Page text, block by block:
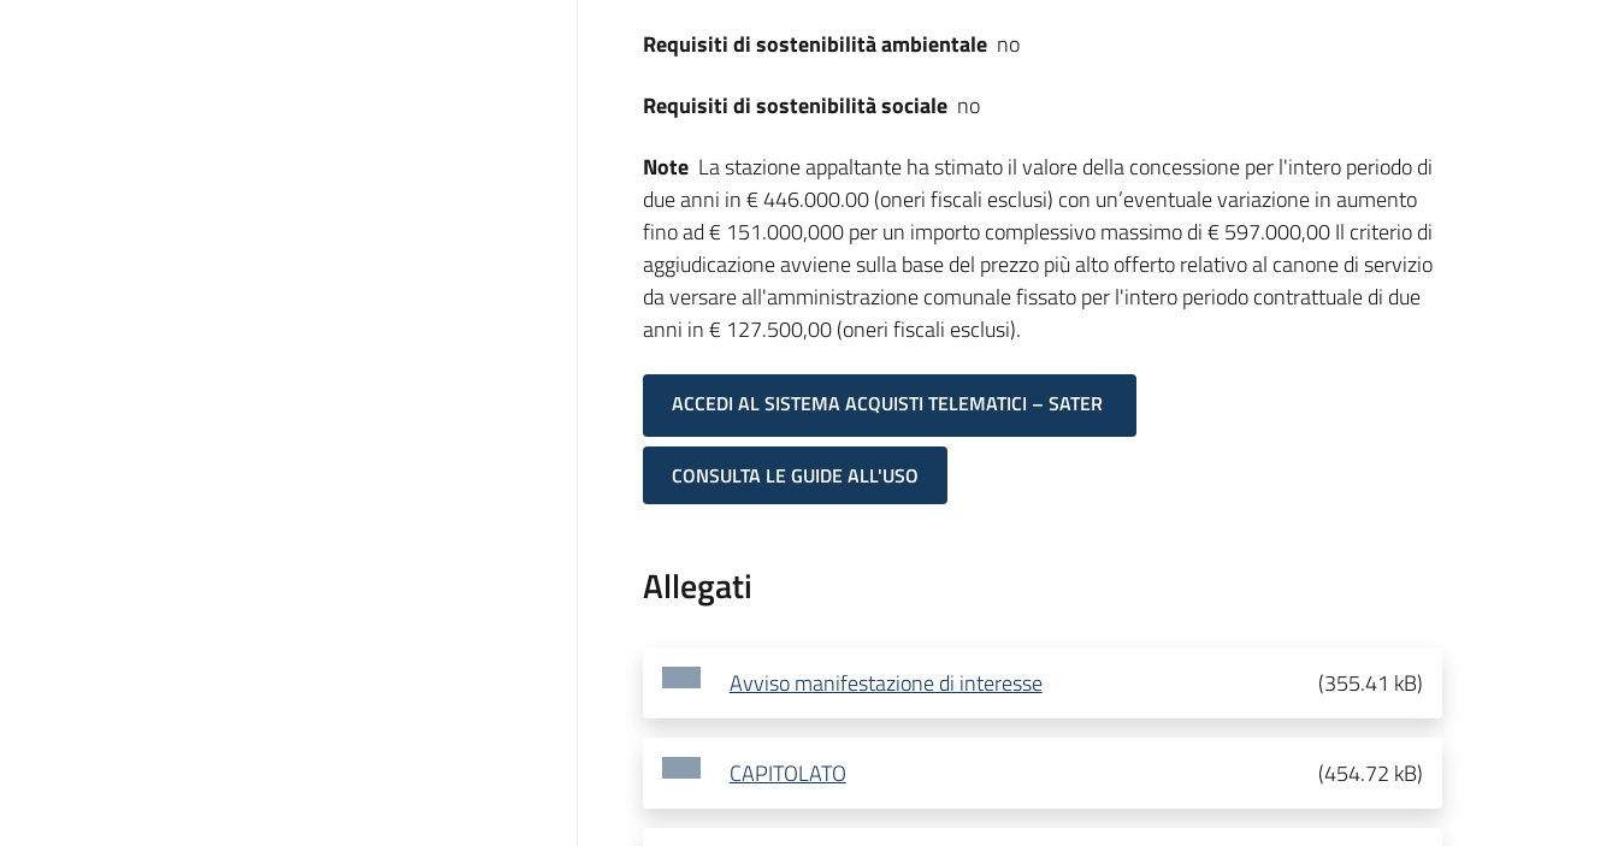
Requisiti di sostenibilità ambientale no
Requisiti di sostenibilità sociale no
Note La stazione appaltante ha stimato il valore della concessione per l'intero periodo di
due anni in € 446.000.00 (oneri fiscali esclusi) con un’eventuale variazione in aumento
fino ad € 151.000,000 per un importo complessivo massimo di € 597.000,00 Il criterio di
aggiudicazione avviene sulla base del prezzo più alto offerto relativo al canone di servizio
da versare all'amministrazione comunale fissato per l'intero periodo contrattuale di due
anni in € 127.500,00 (oneri fiscali esclusi).
ACCEDI AL SISTEMA ACQUISTI TELEMATICI – SATER
CONSULTA LE GUIDE ALL'USO
Allegati
Avviso manifestazione di interesse (355.41 kB)
CAPITOLATO (454.72 kB)